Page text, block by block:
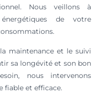
Nous veillons à
de votre
maintenance et le suivi
sa longévité et son bon
nous intervenons
fiable et efficace.